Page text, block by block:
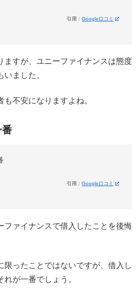
引用：Google口コミ
ますが、ユニーファイナンスは態度
ました。
不安になりますよね。
番
引用：Google口コミ
ファイナンスで借入したことを後悔
限ったことではないですが、借入し
が一番でしょう。